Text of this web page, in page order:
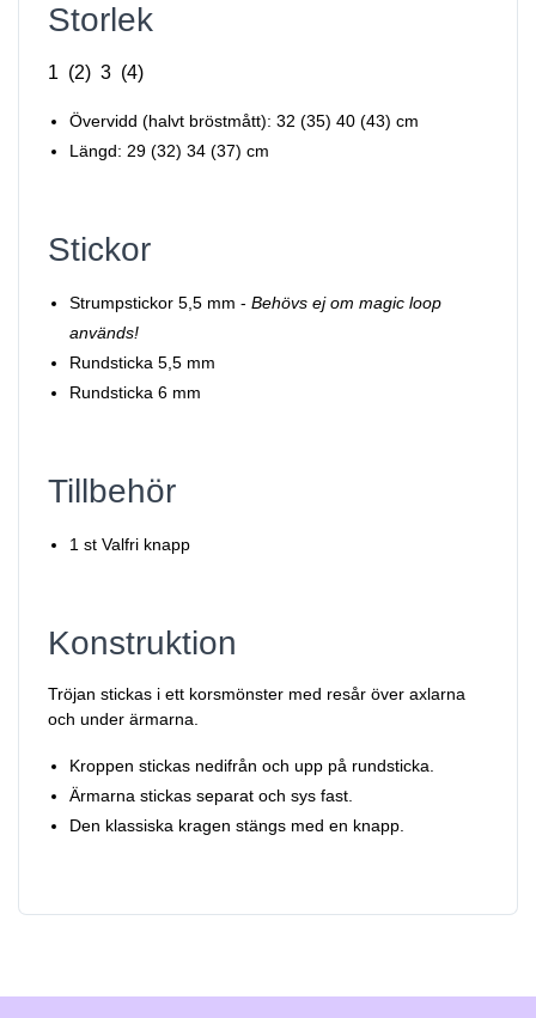
Storlek
1 (2) 3 (4)
Övervidd (halvt bröstmått): 32 (35) 40 (43) cm
Längd: 29 (32) 34 (37) cm
Stickor
Strumpstickor 5,5 mm - Behövs ej om magic loop
används!
Rundsticka 5,5 mm
Rundsticka 6 mm
Tillbehör
1 st Valfri knapp
Konstruktion
Tröjan stickas i ett korsmönster med resår över axlarna
och under ärmarna.
Kroppen stickas nedifrån och upp på rundsticka.
Ärmarna stickas separat och sys fast.
Den klassiska kragen stängs med en knapp.